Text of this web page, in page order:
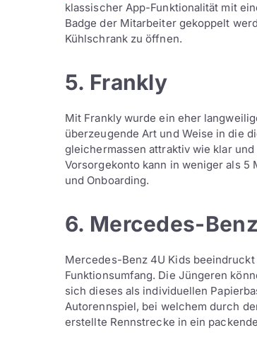
klassischer App-Funktionalität mit
Badge der Mitarbeiter gekoppelt
Kühlschrank zu öffnen.
5. Frankly
Mit Frankly wurde ein eher
überzeugende Art und Weise in die
gleichermassen attraktiv wie klar
Vorsorgekonto kann in weniger als
und Onboarding.
6. Mercedes-
Mercedes-Benz 4U Kids
Funktionsumfang. Die Jüngeren
sich dieses als individuellen
Autorennspiel, bei welchem durch
erstellte Rennstrecke in ein